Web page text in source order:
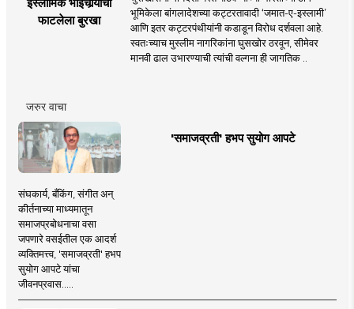
फाटलेला बुरखा
भूमिकेला बांगलादेशच्या कट्टरतावादी ‘जमात-ए-इस्लामी’
आणि इतर कट्टरपंथीयांनी कडाडून विरोध दर्शवला आहे.
स्वतःच्याच मुस्लीम नागरिकांना घुसखोर ठरवून, सीमेवर
मानवी ढाल उभारण्याची त्यांची वल्गना ही जागतिक ..
जरुर वाचा
'समाजव्रती' हभप सुयोग आपटे
संघकार्य, बँकिंग, संगीत अन्
कीर्तनाच्या माध्यमातून
समाजप्रबोधनाचा वसा
जपणारे वसईतील एक आदर्श
व्यक्तिमत्त्व, 'समाजव्रती' हभप
सुयोग आपटे यांचा
जीवनप्रवास.....